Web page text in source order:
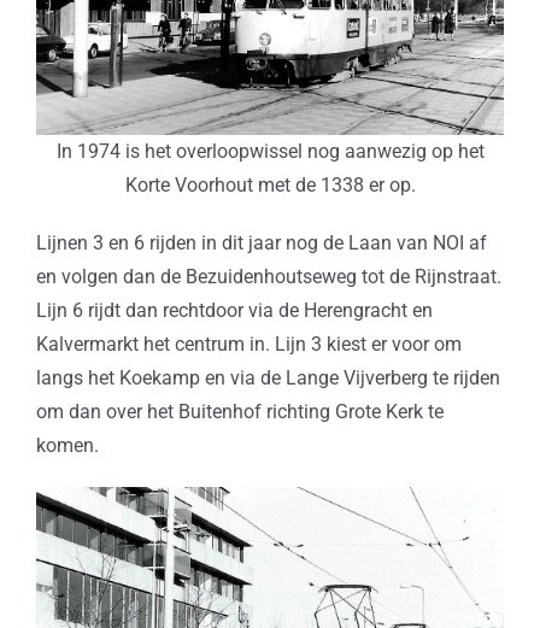
In 1974 is het overloopwissel nog aanwezig op het
Korte Voorhout met de 1338 er op.
Lijnen 3 en 6 rijden in dit jaar nog de Laan van NOI af
en volgen dan de Bezuidenhoutseweg tot de Rijnstraat.
Lijn 6 rijdt dan rechtdoor via de Herengracht en
Kalvermarkt het centrum in. Lijn 3 kiest er voor om
langs het Koekamp en via de Lange Vijverberg te rijden
om dan over het Buitenhof richting Grote Kerk te
komen.